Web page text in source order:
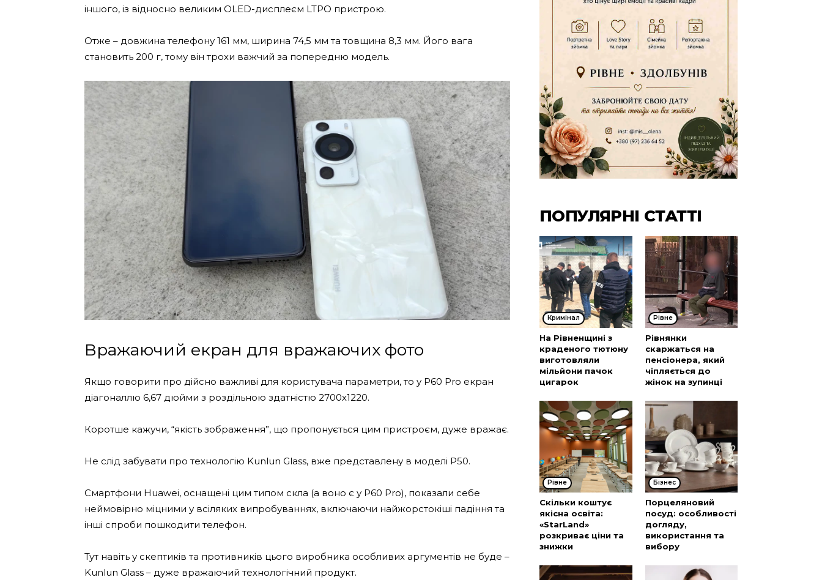
іншого, із відносно великим OLED-дисплеєм LTPO пристрою.
Отже – довжина телефону 161 мм, ширина 74,5 мм та товщина 8,3 мм. Його вага
становить 200 г, тому він трохи важчий за попередню модель.
Вражаючий екран для вражаючих фото
Якщо говорити про дійсно важливі для користувача параметри, то у P60 Pro екран
діагоналлю 6,67 дюйми з роздільною здатністю 2700х1220.
Коротше кажучи, “якість зображення”, що пропонується цим пристроєм, дуже вражає.
Не слід забувати про технологію Kunlun Glass, вже представлену в моделі P50.
Смартфони Huawei, оснащені цим типом скла (а воно є у P60 Pro), показали себе
неймовірно міцними у всіляких випробуваннях, включаючи найжорстокіші падіння та
інші спроби пошкодити телефон.
Тут навіть у скептиків та противників цього виробника особливих аргументів не буде –
Kunlun Glass – дуже вражаючий технологічний продукт.
ПОПУЛЯРНІ СТАТТІ
Кримінал
На Рівненщині з
краденого тютюну
виготовляли
мільйони пачок
цигарок
Рівне
Рівнянки
скаржаться на
пенсіонера, який
чіпляється до
жінок на зупинці
Рівне
Скільки коштує
якісна освіта:
«StarLand»
розкриває ціни та
знижки
Бізнес
Порцеляновий
посуд: особливості
догляду,
використання та
вибору